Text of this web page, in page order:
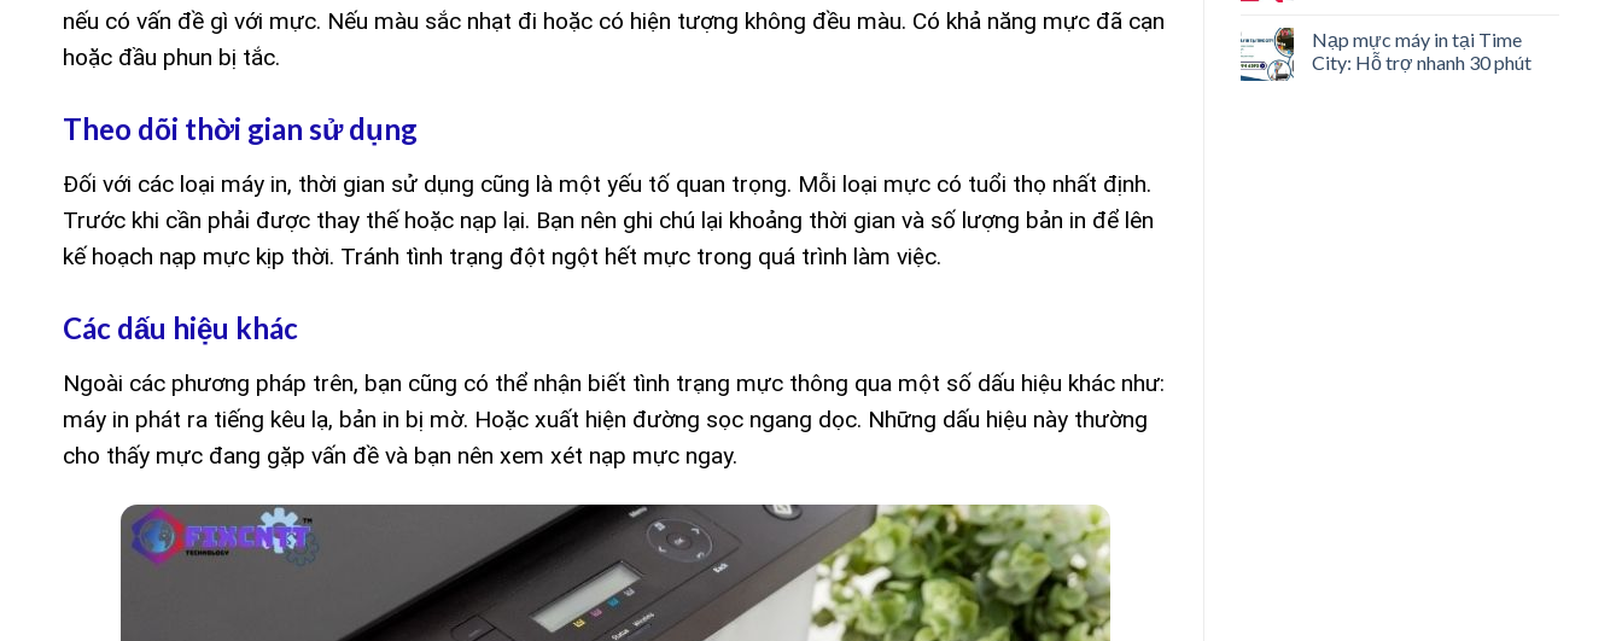
nếu có vấn đề gì với mực. Nếu màu sắc nhạt đi hoặc có hiện tượng không đều màu. Có khả năng mực đã cạn
hoặc đầu phun bị tắc.
Theo dõi thời gian sử dụng
Đối với các loại máy in, thời gian sử dụng cũng là một yếu tố quan trọng. Mỗi loại mực có tuổi thọ nhất định.
Trước khi cần phải được thay thế hoặc nạp lại. Bạn nên ghi chú lại khoảng thời gian và số lượng bản in để lên
kế hoạch nạp mực kịp thời. Tránh tình trạng đột ngột hết mực trong quá trình làm việc.
Các dấu hiệu khác
Ngoài các phương pháp trên, bạn cũng có thể nhận biết tình trạng mực thông qua một số dấu hiệu khác như:
máy in phát ra tiếng kêu lạ, bản in bị mờ. Hoặc xuất hiện đường sọc ngang dọc. Những dấu hiệu này thường
cho thấy mực đang gặp vấn đề và bạn nên xem xét nạp mực ngay.
Nạp mực máy in tại Time
City: Hỗ trợ nhanh 30 phút